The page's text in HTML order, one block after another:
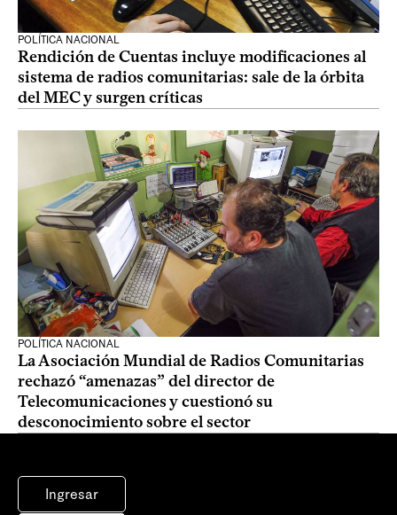
POLÍTICA NACIONAL
Rendición de Cuentas incluye modificaciones al
sistema de radios comunitarias: sale de la órbita
del MEC y surgen críticas
POLÍTICA NACIONAL
La Asociación Mundial de Radios Comunitarias
rechazó “amenazas” del director de
Telecomunicaciones y cuestionó su
desconocimiento sobre el sector
Ingresar